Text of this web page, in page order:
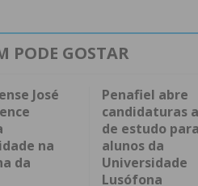
PODE GOSTAR
José
na
da
Penafiel abre
candidaturas
de estudo para
alunos da
Universidade
Lusófona